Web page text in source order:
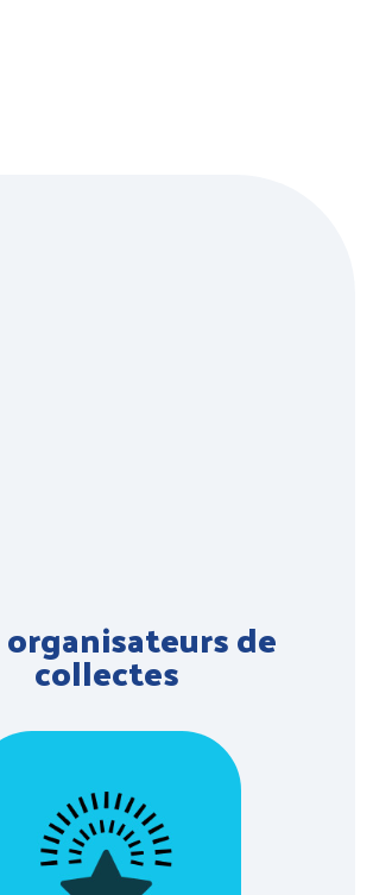
organisateurs de
collectes